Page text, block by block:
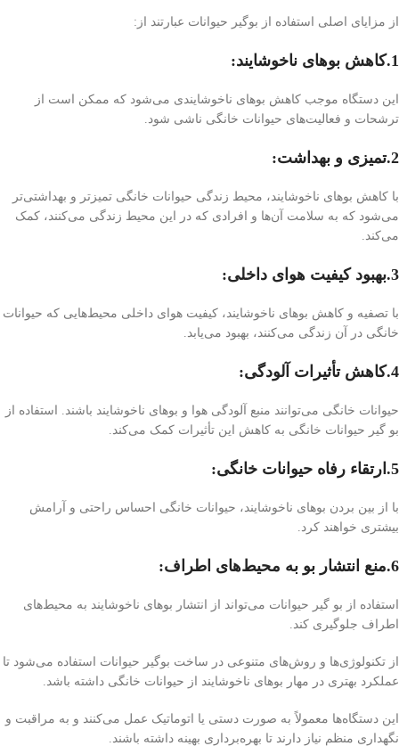
از مزایای اصلی استفاده از بوگیر حیوانات عبارتند از:
1.کاهش بوهای ناخوشایند:
این دستگاه موجب کاهش بوهای ناخوشایندی می‌شود که ممکن است از
ترشحات و فعالیت‌های حیوانات خانگی ناشی شود.
2.تمیزی و بهداشت:
با کاهش بوهای ناخوشایند، محیط زندگی حیوانات خانگی تمیزتر و بهداشتی‌تر
می‌شود که به سلامت آن‌ها و افرادی که در این محیط زندگی می‌کنند، کمک
می‌کند.
3.بهبود کیفیت هوای داخلی:
با تصفیه و کاهش بوهای ناخوشایند، کیفیت هوای داخلی محیط‌هایی که حیوانات
خانگی در آن زندگی می‌کنند، بهبود می‌یابد.
4.کاهش تأثیرات آلودگی:
حیوانات خانگی می‌توانند منبع آلودگی هوا و بوهای ناخوشایند باشند. استفاده از
بو گیر حیوانات خانگی به کاهش این تأثیرات کمک می‌کند.
5.ارتقاء رفاه حیوانات خانگی:
با از بین بردن بوهای ناخوشایند، حیوانات خانگی احساس راحتی و آرامش
بیشتری خواهند کرد.
6.منع انتشار بو به محیط‌های اطراف:
استفاده از بو گیر حیوانات می‌تواند از انتشار بوهای ناخوشایند به محیط‌های
اطراف جلوگیری کند.
از تکنولوژی‌ها و روش‌های متنوعی در ساخت بوگیر حیوانات استفاده می‌شود تا
عملکرد بهتری در مهار بوهای ناخوشایند از حیوانات خانگی داشته باشد.
این دستگاه‌ها معمولاً به صورت دستی یا اتوماتیک عمل می‌کنند و به مراقبت و
نگهداری منظم نیاز دارند تا بهره‌برداری بهینه داشته باشند.